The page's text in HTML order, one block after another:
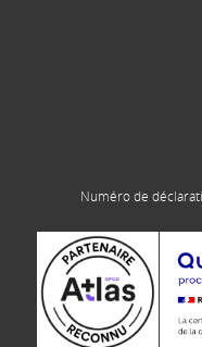
Numéro de